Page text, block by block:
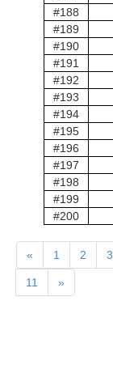
#188
#189
#190
#191
#192
#193
#194
#195
#196
#197
#198
#199
#200
« 1 2 3
11 »